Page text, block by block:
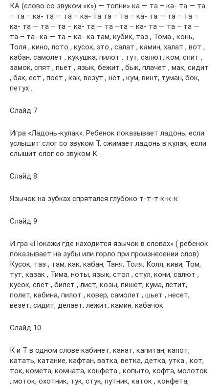
КА (слово со звуком «к») — топни» ка — та – ка- та — та
– та – ка- та — та – ка- та та – та – ка- та — та – та –
ка- та — та – та – ка- та — та –та – ка- та — та – та —
та – та- ка — та – ка- ка там, кубик, таз , Тома , конь,
Толя , кино, лото , кусок, это , салат , камин, халат , вот ,
кабан, самолет , кукушка, пилот , тут, салют, ком, спит ,
замок, спят , пьет , язык, бежит , бык, плачет , мак, сидит
, бак, ест , поет , как, везут , нет , кум, винт, туман, бок,
петух .
Слайд 7
Игра «Ладонь-кулак». Ребенок показывает ладонь, если
услышит слог со звуком Т, сжимает ладонь в кулак, если
слышит слог со звуком К.
Слайд 8
Язычок на зубках спрятался глубоко т-т-т к-к-к
Слайд 9
И гра «Покажи где находится язычок в словах» ( ребенок
показывает на зубы или горло при произнесении слов)
Кусок, таз , там, как, кабан, Таня, Толя, Коля, киви, Том,
тут, казак , Тима, ноты, язык, стол , стул, кони, салют ,
кусок, свет , билет , лист, козы, пишет, кума, летит,
полет, кабина, пилот , ковер, самолет , шьет , несет,
везет, сидит, делает, лежит, камин, кабачок
Слайд 10
К и Т в одном слове кабинет, канат, капитан, капот,
катать, катание, кафтан, ватка, ветка, детка, утка , кот,
ток, комета, комната, конфета , копыто, кофта, молоток
, моток, охотник, тук, стук, путник, каток , конфета,